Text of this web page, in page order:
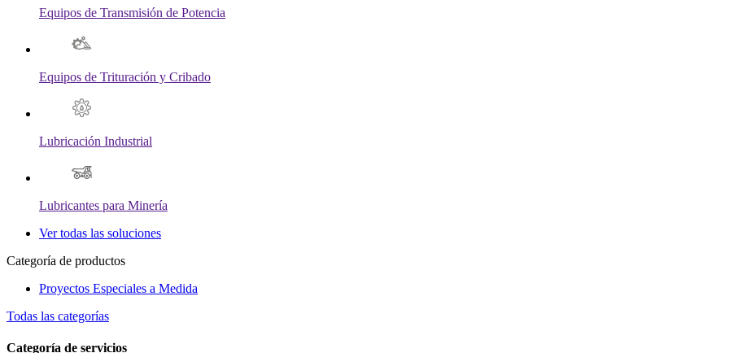
Equipos de Transmisión de Potencia
Equipos de Trituración y Cribado
Lubricación Industrial
Lubricantes para Minería
Ver todas las soluciones
Categoría de productos
Proyectos Especiales a Medida
Todas las categorías
Categoría de servicios